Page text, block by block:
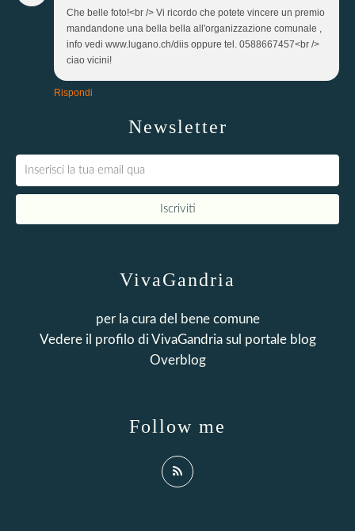
Che belle foto!<br /> Vi ricordo che potete vincere un premio
mandandone una bella bella all'organizzazione comunale ,
info vedi www.lugano.ch/diis oppure tel. 0588667457<br />
ciao vicini!
Rispondi
Newsletter
VivaGandria
per la cura del bene comune
Vedere il profilo di VivaGandriasul portale blog
Overblog
Follow me